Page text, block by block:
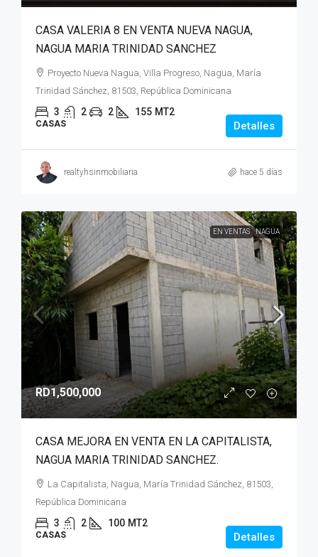
CASA VALERIA 8 EN VENTA NUEVA NAGUA,
NAGUA MARIA TRINIDAD SANCHEZ
Proyecto Nueva Nagua, Villa Progreso, Nagua, María
Trinidad Sánchez, 81503, República Dominicana
3 2 2 155 MT2
CASAS Detalles
realtyhsinmobiliaria hace 5 días
EN VENTAS NAGUA
RD1,500,000
CASA MEJORA EN VENTA EN LA CAPITALISTA,
NAGUA MARIA TRINIDAD SANCHEZ.
La Capitalista, Nagua, María Trinidad Sánchez, 81503,
República Dominicana
3 2 100 MT2
CASAS Detalles